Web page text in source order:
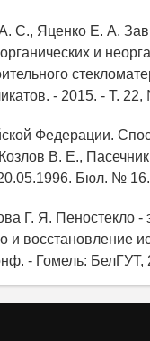
С., Яценко Е. А.
и
- 2015. - Т.
Федерации.
В. Е.,
Бюл. № 16.
Г. Я. Пеностекло -
и восстановление
- Гомель: БелГУТ,